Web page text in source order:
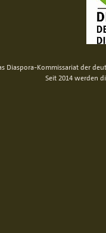
Diaspora-Kommissariat der
Seit 2014 werden